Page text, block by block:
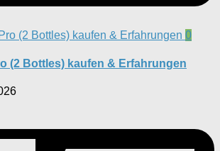
0
(2 Bottles) kaufen & Erfahrungen